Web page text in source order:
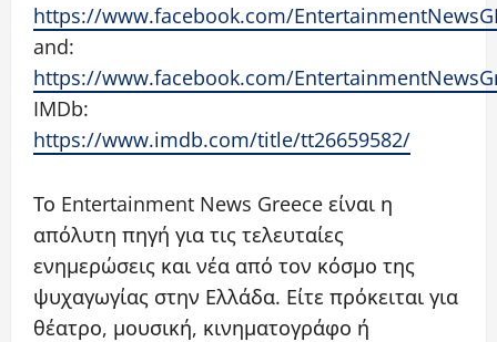
https://www.facebook.com/
and:
https://www.facebook.com/
IMDb:
https://www.imdb.com/title/tt26659582/
Το Entertainment News Greece είναι η
απόλυτη πηγή για τις τελευταίες
ενημερώσεις και νέα από τον κόσμο της
ψυχαγωγίας στην Ελλάδα. Είτε πρόκειται για
θέατρο, μουσική, κινηματογράφο ή